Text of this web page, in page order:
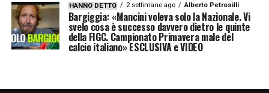
HANNO DETTO 2 settimane ago Alberto Petrosilli
Bargiggia: «Mancini voleva solo la Nazionale. Vi
svelo cosa è successo davvero dietro le quinte
della FIGC. Campionato Primavera male del
calcio italiano» ESCLUSIVA e VIDEO